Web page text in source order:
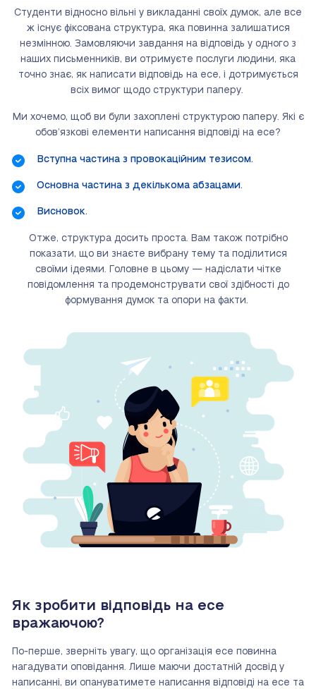
Студенти відносно вільні у викладанні своїх думок, але все
ж існує фіксована структура, яка повинна залишатися
незмінною. Замовляючи завдання на відповідь у одного з
наших письменників, ви отримуєте послуги людини, яка
точно знає, як написати відповідь на есе, і дотримується
всіх вимог щодо структури паперу.
Ми хочемо, щоб ви були захоплені структурою паперу. Які є
обов’язкові елементи написання відповіді на есе?
Вступна частина з провокаційним тезисом.
Основна частина з декількома абзацами.
Висновок.
Отже, структура досить проста. Вам також потрібно
показати, що ви знаєте вибрану тему та поділитися
своїми ідеями. Головне в цьому — надіслати чітке
повідомлення та продемонструвати свої здібності до
формування думок та опори на факти.
Як зробити відповідь на есе
вражаючою?
По-перше, зверніть увагу, що організація есе повинна
нагадувати оповідання. Лише маючи достатній досвід у
написанні, ви опануватимете написання відповіді на есе та